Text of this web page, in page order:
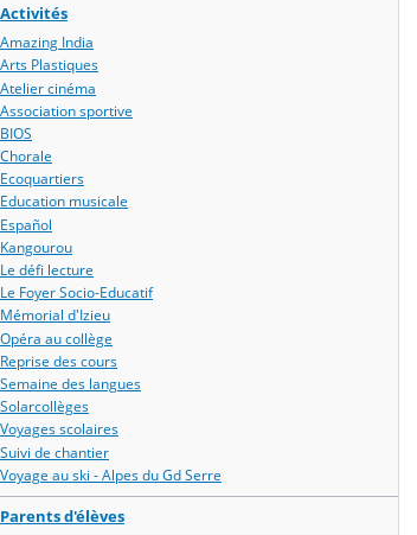
Activités
Amazing India
Arts Plastiques
Atelier cinéma
Association sportive
BIOS
Chorale
Ecoquartiers
Education musicale
Español
Kangourou
Le défi lecture
Le Foyer Socio-Educatif
Mémorial d'Izieu
Opéra au collège
Reprise des cours
Semaine des langues
Solarcollèges
Voyages scolaires
Suivi de chantier
Voyage au ski - Alpes du Gd Serre
Parents d'élèves